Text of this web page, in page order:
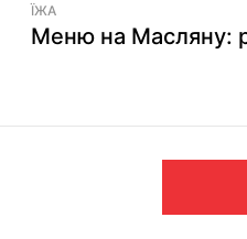
ЇЖА
Меню на Масляну: